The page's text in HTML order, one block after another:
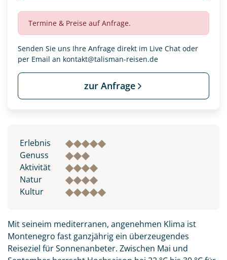
Termine & Preise auf Anfrage.
Senden Sie uns Ihre Anfrage direkt im Live Chat oder
per Email an kontakt@talisman-reisen.de
zur Anfrage
Erlebnis
Genuss
Aktivität
Natur
Kultur
Mit seineim mediterranen, angenehmen Klima ist
Montenegro fast ganzjährig ein überzeugendes
Reiseziel für Sonnenanbeter. Zwischen Mai und
Sie dieDatenschutzerklärung
Kenntnis genommen und akzeptiert haben.